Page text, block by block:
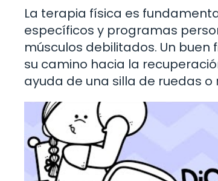
La terapia física es
específicos y programas
músculos debilitados. Un
su camino hacia la
ayuda de una silla de ruedas